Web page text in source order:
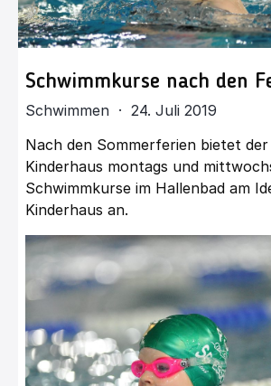
Schwimmkurse nach den
Schwimmen · 24. Juli 2019
Nach den Sommerferien bietet
Kinderhaus montags und
Schwimmkurse im Hallenbad am
Kinderhaus an.